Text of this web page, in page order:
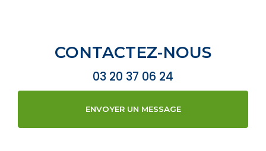
CONTACTEZ-NOUS
03 20 37 06 24
ENVOYER UN MESSAGE